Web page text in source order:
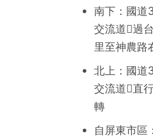
南下：國道
交流道過
里至神農路
北上：國道
交流道直
轉
自屏東市區